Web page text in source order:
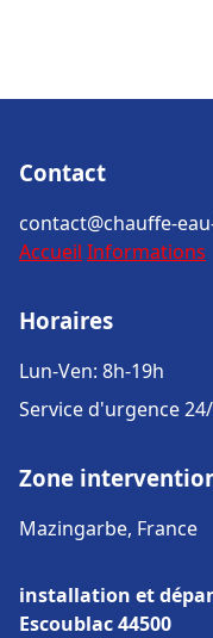
Contact
contact@chauffe-
Accueil Informations
Horaires
Lun-Ven: 8h-19h
Service d'urgence
Zone
Mazingarbe, France
installation et
Escoublac 44500